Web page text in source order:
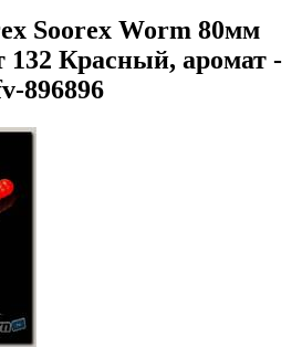
Soorex Worm 80мм
132 Красный, аромат -
896896